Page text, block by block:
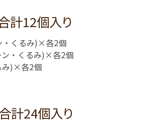
計12個入り
・くるみ)×各2個
ン・くるみ)×各2個
み)×各2個
計24個入り